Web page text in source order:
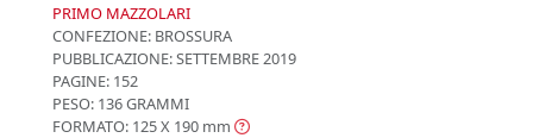
PRIMO MAZZOLARI
CONFEZIONE: BROSSURA
PUBBLICAZIONE:SETTEMBRE 2019
PAGINE: 152
PESO: 136 GRAMMI
FORMATO: 125 X 190 mm